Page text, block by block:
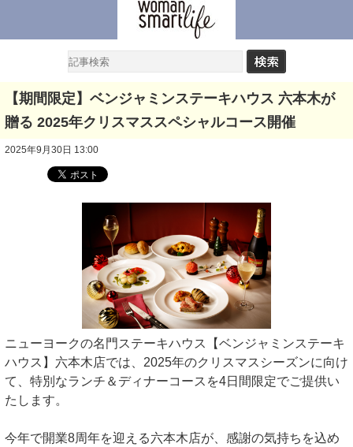
【期間限定】ベンジャミンステーキハウス 六本木が
贈る 2025年クリスマススペシャルコース開催
2025年9月30日 13:00
ニューヨークの名門ステーキハウス【ベンジャミンステーキ
ハウス】六本木店では、2025年のクリスマスシーズンに向け
て、特別なランチ＆ディナーコースを4日間限定でご提供い
たします。
今年で開業8周年を迎える六本木店が、感謝の気持ちを込め